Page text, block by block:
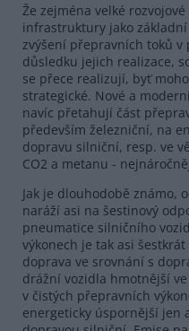
Že zejména velké
infrastruktury jako
zvýšení přepravních toků
důsledku jejich realizace,
se přece realizují, byť
strategické. Nové a
navíc přetahují část
především železniční, na
dopravu silniční, resp. ve
CO2 a metanu -
Jak je dlouhodobě známo,
naráží asi na šestinový
pneumatice silničního
výkonech je tak asi
doprava ve srovnání s
drážní vozidla hmotnější
v čistých přepravních
energeticky úspornější jen